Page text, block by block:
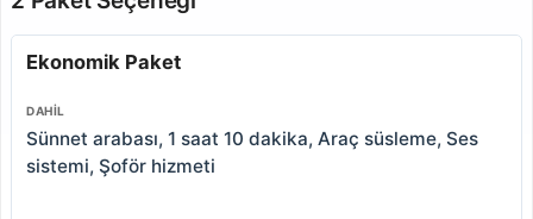
Ekonomik Paket
DAHIL
Sünnet arabası, 1 saat 10 dakika, Araç süsleme, Ses
sistemi, Şoför hizmeti